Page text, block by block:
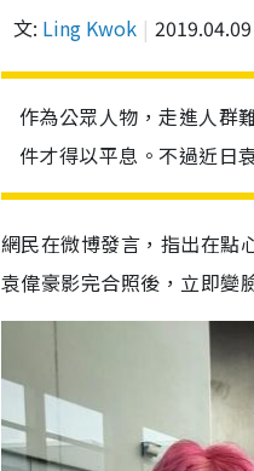
文: Ling Kwok 2019.04.09
作為公眾人物，走進人群
件才得以平息。不過近日
網民在微博發言，指出在點
袁偉豪影完合照後，立即變